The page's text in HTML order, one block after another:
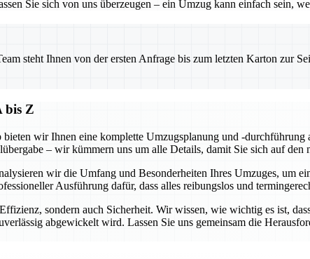
Sie sich von uns überzeugen – ein Umzug kann einfach sein,
steht Ihnen von der ersten Anfrage bis zum letzten Karton zur
bis Z
wir Ihnen eine komplette Umzugsplanung und -
– wir kümmern uns um alle Details, damit Sie sich auf den
wir die Umfang und Besonderheiten Ihres Umzuges, um
Ausführung dafür, dass alles reibungslos und
sondern auch Sicherheit. Wir wissen, wie wichtig es ist,
abgewickelt wird. Lassen Sie uns gemeinsam die